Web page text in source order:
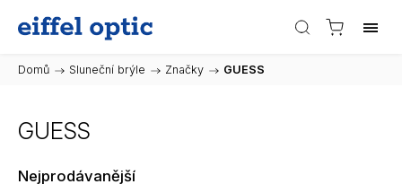
Domů / Sluneční brýle / Značky / GUESS
GUESS
Nejprodávanější